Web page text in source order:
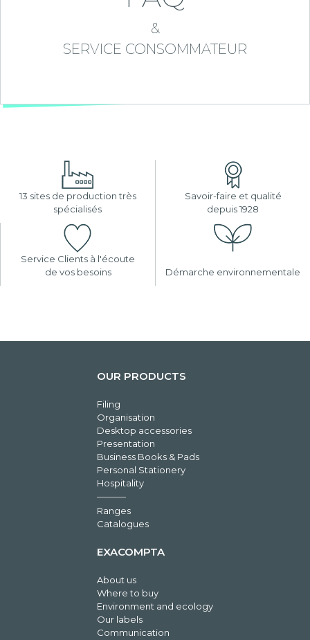
&
SERVICE CONSOMMATEUR
13 sites de production très
spécialisés
Savoir-faire et qualité
depuis 1928
Service Clients à l'écoute
de vos besoins
Démarche environnementale
OUR PRODUCTS
Filing
Organisation
Desktop accessories
Presentation
Business Books & Pads
Personal Stationery
Hospitality
Ranges
Catalogues
EXACOMPTA
About us
Where to buy
Environment and ecology
Our labels
Communication